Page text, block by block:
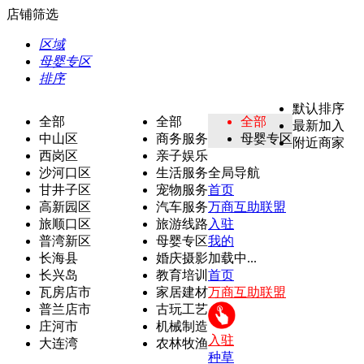
店铺筛选
区域
母婴专区
排序
全部
中山区
西岗区
沙河口区
甘井子区
高新园区
旅顺口区
普湾新区
长海县
长兴岛
瓦房店市
普兰店市
庄河市
大连湾
全部
商务服务
亲子娱乐
生活服务
宠物服务
汽车服务
旅游线路
母婴专区
婚庆摄影
教育培训
家居建材
古玩工艺
机械制造
农林牧渔
全部
母婴专区
默认排序
最新加入
附近商家
全局导航
首页
万商互助联盟
入驻
我的
加载中...
首页
万商互助联盟
入驻
种草